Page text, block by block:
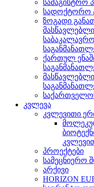
სამაგისტრო
სადოქტორო
ზოგადი
ქართულ
კვლევა
კვლევითი
პროექტები
სამეცნიერო
არქივი
HORIZON